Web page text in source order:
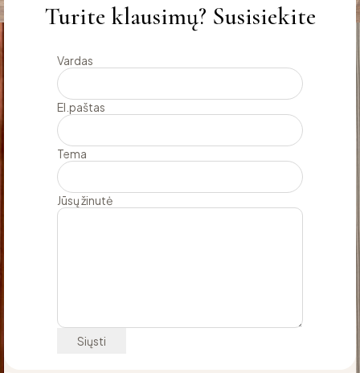
Turite klausimų? Susisiekite
Vardas
El.paštas
Tema
Jūsų žinutė